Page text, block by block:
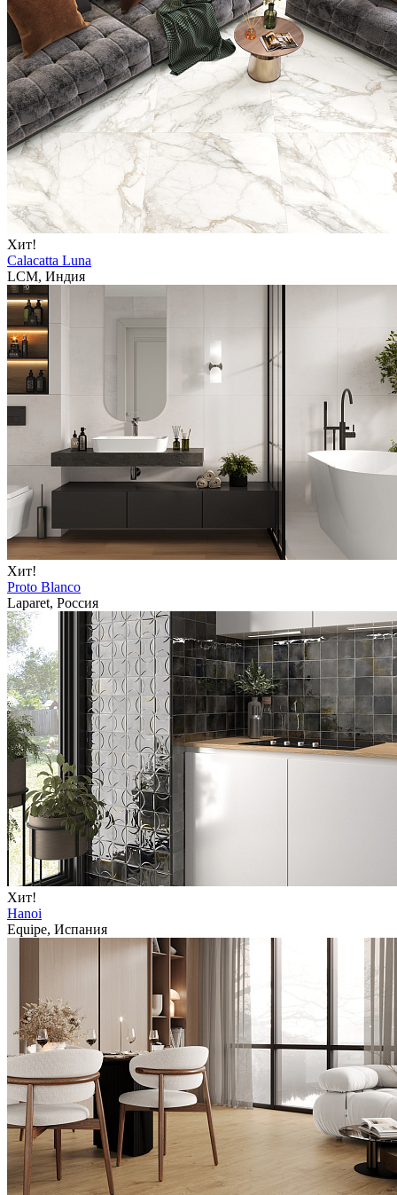
Хит!
Calacatta Luna
LCM, Индия
Хит!
Proto Blanco
Laparet, Россия
Хит!
Hanoi
Equipe, Испания